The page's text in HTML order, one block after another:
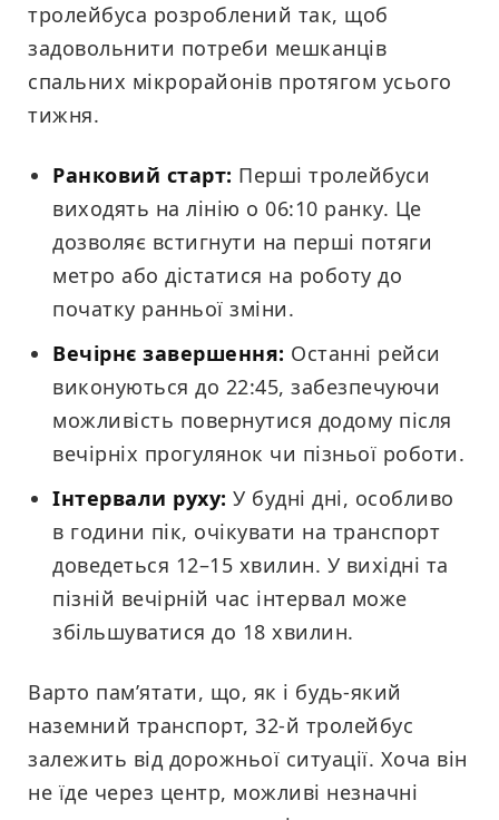
тролейбуса розроблений так, щоб
задовольнити потреби мешканців
спальних мікрорайонів протягом усього
тижня.
Ранковий старт: Перші тролейбуси
виходять на лінію о 06:10 ранку. Це
дозволяє встигнути на перші потяги
метро або дістатися на роботу до
початку ранньої зміни.
Вечірнє завершення: Останні рейси
виконуються до 22:45, забезпечуючи
можливість повернутися додому після
вечірніх прогулянок чи пізньої роботи.
Інтервали руху: У будні дні, особливо
в години пік, очікувати на транспорт
доведеться 12–15 хвилин. У вихідні та
пізній вечірній час інтервал може
збільшуватися до 18 хвилин.
Варто пам’ятати, що, як і будь-який
наземний транспорт, 32-й тролейбус
залежить від дорожньої ситуації. Хоча він
не їде через центр, можливі незначні